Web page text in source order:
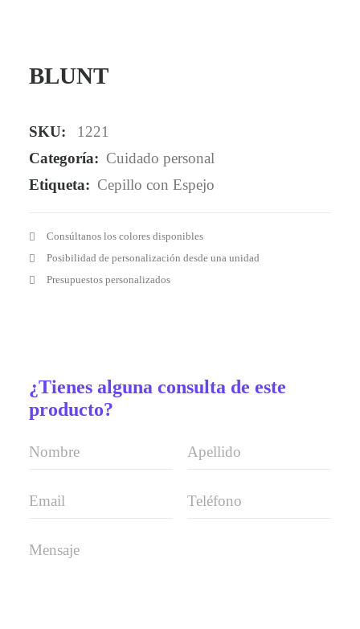
BLUNT
SKU:
1221
Categoría: Cuidado personal
Etiqueta: Cepillo con Espejo
Consúltanos los colores disponibles
Posibilidad de personalización desde una unidad
Presupuestos personalizados
¿Tienes alguna consulta de este
producto?